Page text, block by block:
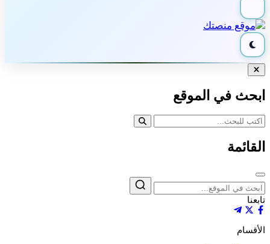
القائمة
الوضع
الليلي
إغلاق
ابحث في الموقع
القائمة
إغلاق
بحث
تابعنا
الأقسام